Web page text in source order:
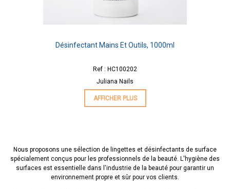
Désinfectant Mains Et Outils, 1000ml
Ref : HC100202
Juliana Nails
AFFICHER PLUS
Nous proposons une sélection de lingettes et désinfectants de surface
spécialement conçus pour les professionnels de la beauté. L'hygiène des
surfaces est essentielle dans l'industrie de la beauté pour garantir un
environnement propre et sûr pour vos clients.